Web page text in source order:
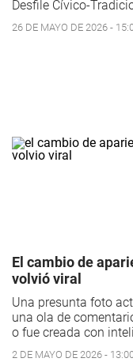
Desfile Cívico-
26 DE MAYO DE 2026 -
El cambio de
volvió viral
Una presunta foto
una ola de
o fue creada con
2 DE MAYO DE 2026 -